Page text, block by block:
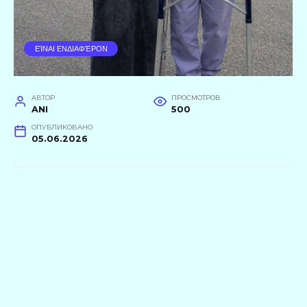
ΕΊΝΑΙ ΕΝΔΙΑΦΈΡΟΝ
АВТОР
ANI
ПРОСМОТРОВ
500
ОПУБЛИКОВАНО
05.06.2026